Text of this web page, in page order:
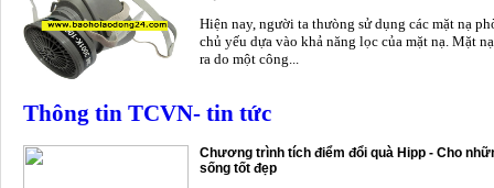
Hiện nay, người ta thưòng sử dụng các mặt nạ
chủ yếu dựa vào khả năng lọc của mặt nạ. Mặt
ra do một công...
Thông tin TCVN- tin tức
Chương trình tích điểm đổi quà Hipp - Cho
sống tốt đẹp